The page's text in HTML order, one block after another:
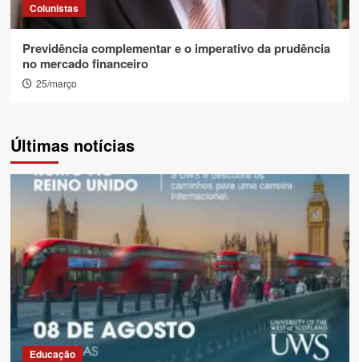
Colunistas
Previdência complementar e o imperativo da prudência
no mercado financeiro
25/março
Últimas notícias
Educação